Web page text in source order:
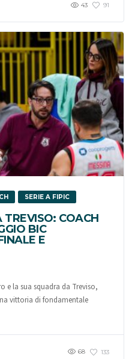
43 91
SERIE A FIPIC
COACH
BIC
E
e la sua squadra da Treviso,
vittoria di fondamentale
68 133